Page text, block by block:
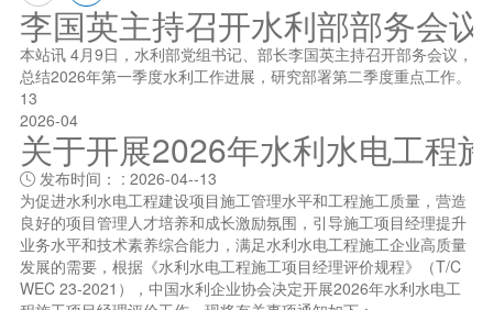
李国英主持召开水利部部务会议
本站讯 4月9日，水利部党组书记、部长李国英主持召开部务会议，
总结2026年第一季度水利工作进展，研究部署第二季度重点工作。
13
2026-04
关于开展2026年水利水电工程
发布时间： : 2026-04--13
为促进水利水电工程建设项目施工管理水平和工程施工质量，营造
良好的项目管理人才培养和成长激励氛围，引导施工项目经理提升
业务水平和技术素养综合能力，满足水利水电工程施工企业高质量
发展的需要，根据《水利水电工程施工项目经理评价规程》（T/C
WEC 23-2021），中国水利企业协会决定开展2026年水利水电工